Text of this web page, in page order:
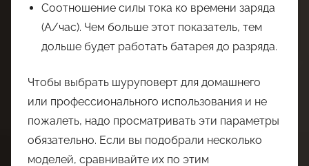
Соотношение силы тока ко времени заряда
(А/час). Чем больше этот показатель, тем
дольше будет работать батарея до разряда.
Чтобы выбрать шуруповерт для домашнего
или профессионального использования и не
пожалеть, надо просматривать эти параметры
обязательно. Если вы подобрали несколько
моделей, сравнивайте их по этим